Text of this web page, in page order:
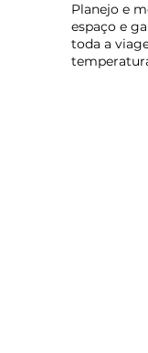
Planejo e
espaço e
toda a